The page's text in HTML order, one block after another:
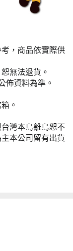
，商品依實際供
無法退貨。
佈資料為準。
。
灣本島離島恕不
本公司留有出貨